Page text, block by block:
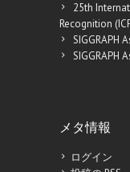
25th
Recognition
SIGGRAPH
SIGGRAPH
メタ情報
ログイン